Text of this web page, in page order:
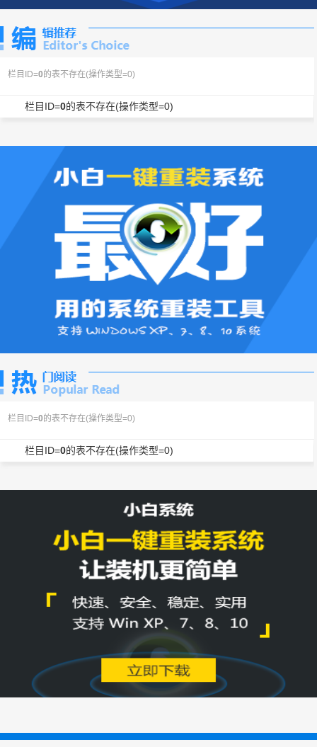
栏目ID=0的表不存在(操作类型=0)
栏目ID=0的表不存在(操作类型=0)
栏目ID=0的表不存在(操作类型=0)
栏目ID=0的表不存在(操作类型=0)